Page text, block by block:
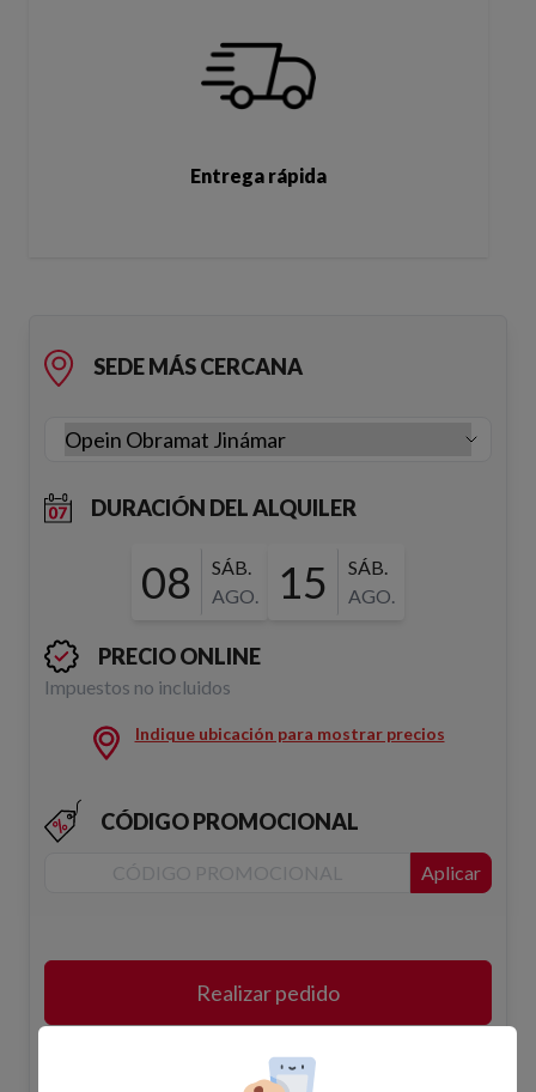
Entrega rápida
SEDE MÁS CERCANA
DURACIÓN DEL ALQUILER
08
SÁB.
AGO.
15
SÁB.
AGO.
PRECIO ONLINE
Impuestos no incluidos
Indique ubicación para mostrar precios
CÓDIGO PROMOCIONAL
Aplicar
Realizar pedido
Añadir a la cesta